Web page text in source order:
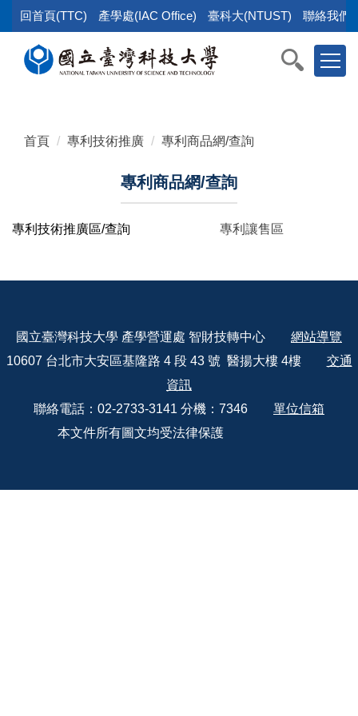
到
回首頁(TTC) 產學處(IAC Office) 臺科大(NTUST) 聯絡我們
首頁 專利技術推廣 專利商品網/查詢
專利商品網/查詢
專利技術推廣區/查詢 專利讓售區
國立臺灣科技大學 產學營運處 智財技轉中心 網站導覽
10607 台北市大安區基隆路 4 段 43 號 醫揚大樓 4樓 交通
資訊
聯絡電話：02-2733-3141 分機：7346 單位信箱
本文件所有圖文均受法律保護